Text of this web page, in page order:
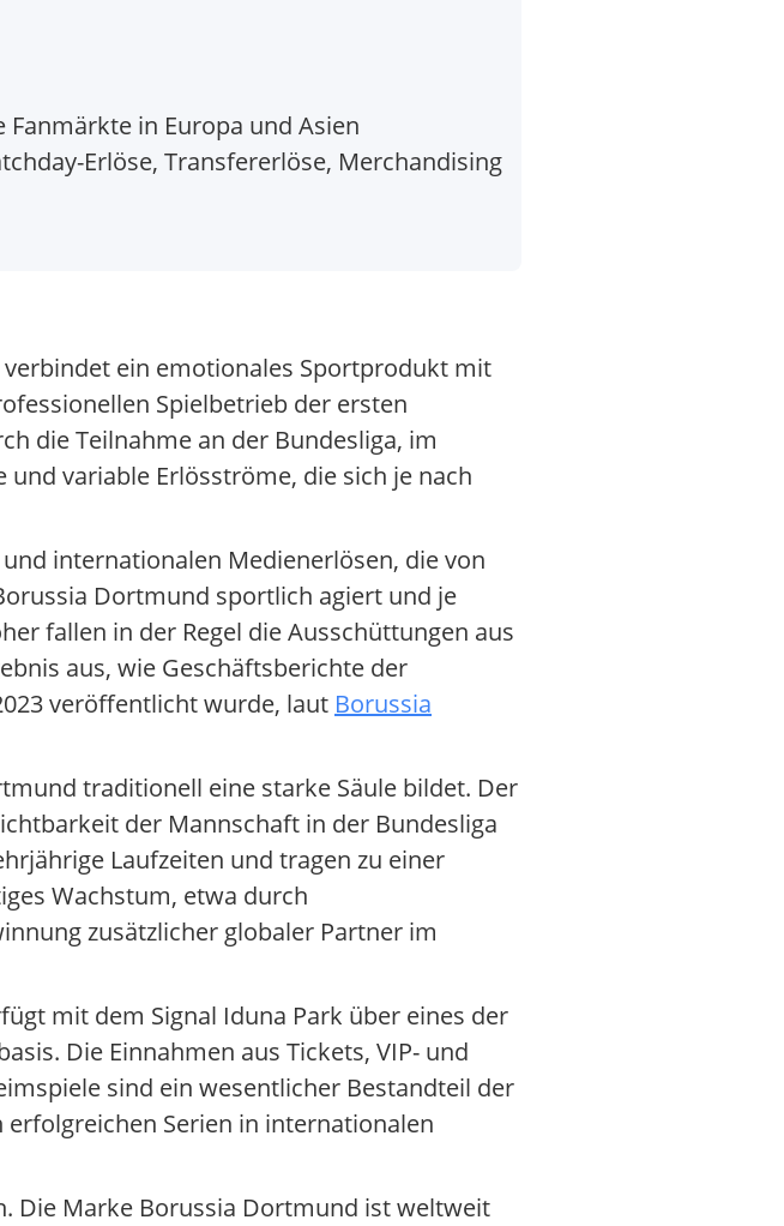
in Europa und Asien
Erlöse, Transfererlöse, Merchandising
ein emotionales Sportprodukt mit
Spielbetrieb der ersten
die Teilnahme an der Bundesliga, im
variable Erlösströme, die sich je nach
internationalen Medienerlösen, die von
Dortmund sportlich agiert und je
fallen in der Regel die Ausschüttungen aus
aus, wie Geschäftsberichte der
veröffentlicht wurde, laut Borussia
traditionell eine starke Säule bildet. Der
der Mannschaft in der Bundesliga
Laufzeiten und tragen zu einer
Wachstum, etwa durch
zusätzlicher globaler Partner im
mit dem Signal Iduna Park über eines der
Die Einnahmen aus Tickets, VIP- und
sind ein wesentlicher Bestandteil der
Serien in internationalen
Die Marke Borussia Dortmund ist weltweit